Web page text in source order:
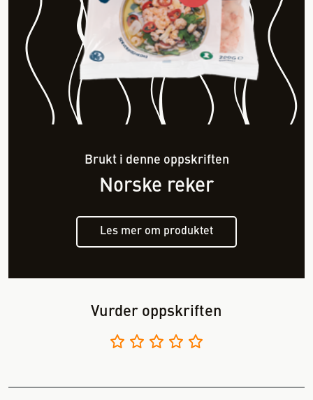
Brukt i denne oppskriften
Norske reker
Les mer om produktet
Vurder oppskriften